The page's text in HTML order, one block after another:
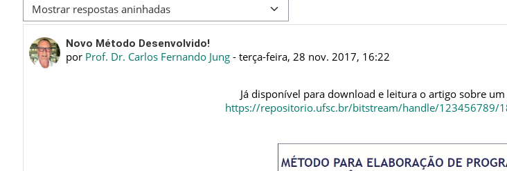
Modo de visualização
Novo Método Desenvolvido!
por Prof. Dr. Carlos Fernando Jung -terça-feira, 28 nov. 2017, 16:22
Número de respostas: 0
Já disponível para download e leitura o artigo sobre
https://repositorio.ufsc.br/bitstream/handle/123456789/